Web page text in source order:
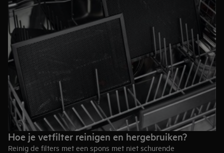
Hoe je vetfilter reinigen en hergebruiken?
Reinig de filters met een spons met niet schurende